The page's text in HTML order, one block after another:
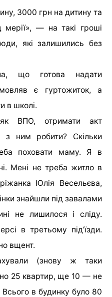
3000 грн на дитину та
— на такі гроші
які залишились без
що готова надати
є гуртожиток, а
в школі.
як ВПО, отримати акт
ним робити? Скільки
поховати маму. Я в
Мені не треба житло в
Юлія Весельєва,
знайшли під завалами
не лишилося і сліду.
в третьому під’їзди.
вщент.
(знову ж таки
25 квартир, ще 10 — не
в будинку було 80